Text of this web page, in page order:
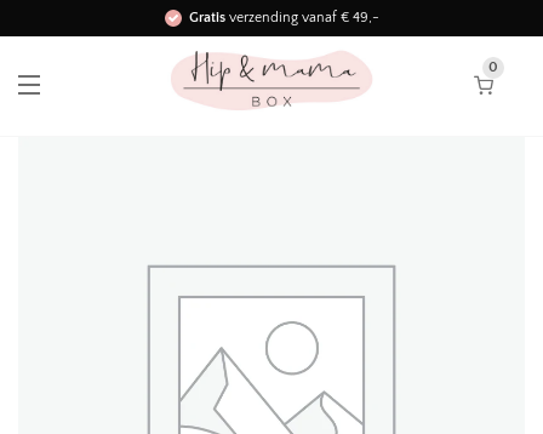
Gratisverzending vanaf € 49,-
Binnen 3 werkdagen in huis!
0